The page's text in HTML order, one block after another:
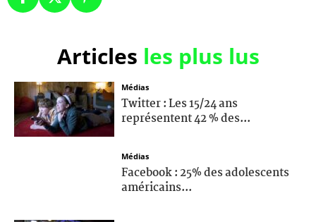
Articles les plus lus
Médias
Twitter : Les 15/24 ans
représentent 42 % des...
Médias
Facebook : 25% des adolescents
américains...